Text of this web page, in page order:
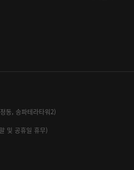
동, 송파테라타워2)
및 공휴일 휴무)